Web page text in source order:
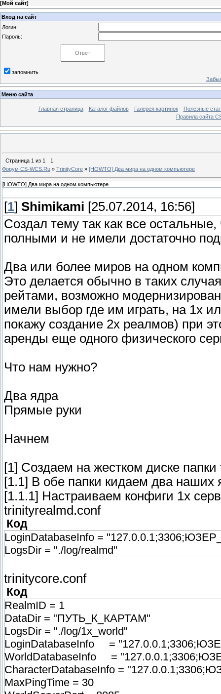
[Мой сайт]
Вход на сайт
Логин:
Пароль:
запомнить
Меню сайта
Главная страница Каталог файлов Галерея картинок
Полезные
Правила сайта
Страница 1 из 1
1
Форум CS-WCS.Ru » TrinityCore » [HOWTO] Два мира на одном компьютере
[HOWTO] Два мира на одном компьютере
[1] Shimikami [25.07.2014, 16:56]
Создал тему так как все
полными и не имели достаточно
Два или более миров на одном
Это делается обычно в таких
рейтами, возможно
имели выбор где им играть, на 1х
покажу создание 2х реалмов) при
аренды еще одного физического
Что нам нужно?
Два ядра
Прямые руки
Начнем
[1] Создаем на жестком диске папки
[1.1] В обе папки кидаем два наших
[1.1.1] Настраиваем конфиги 1x
trinityrealmd.conf
Код
LoginDatabaseInfo =
LogsDir = "./log/realmd"
trinitycore.conf
Код
RealmID = 1
DataDir = "ПУТЬ_К_КАРТАМ"
LogsDir = "./log/1x_world"
LoginDatabaseInfo =
WorldDatabaseInfo =
CharacterDatabaseInfo =
MaxPingTime = 30